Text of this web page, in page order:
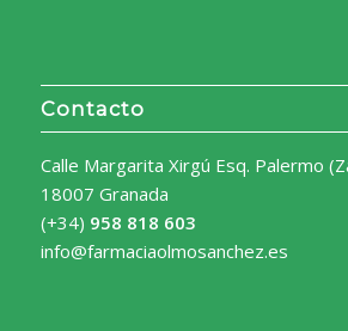
Contacto
Calle Margarita Xirgú Esq. Palermo
18007 Granada
(+34) 958 818 603
info@farmaciaolmosanchez.es